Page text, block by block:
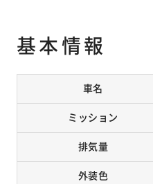
基本情報
車名
ミッション
排気量
外装色